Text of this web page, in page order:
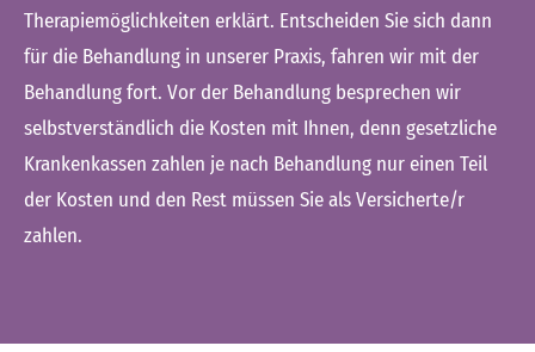
Therapiemöglichkeiten erklärt. Entscheiden Sie sich dann
für die Behandlung in unserer Praxis, fahren wir mit der
Behandlung fort. Vor der Behandlung besprechen wir
selbstverständlich die Kosten mit Ihnen, denn gesetzliche
Krankenkassen zahlen je nach Behandlung nur einen Teil
der Kosten und den Rest müssen Sie als Versicherte/r
zahlen.